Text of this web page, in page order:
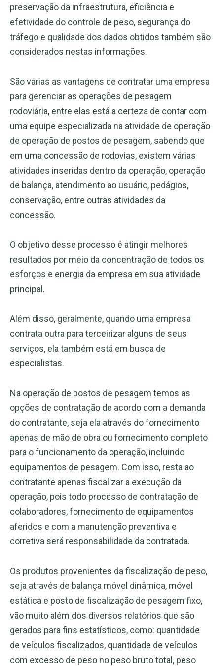
preservação da infraestrutura, eficiência e
efetividade do controle de peso, segurança do
tráfego e qualidade dos dados obtidos também são
considerados nestas informações.
São várias as vantagens de contratar uma empresa
para gerenciar as operações de pesagem
rodoviária, entre elas está a certeza de contar com
uma equipe especializada na atividade de operação
de operação de postos de pesagem, sabendo que
em uma concessão de rodovias, existem várias
atividades inseridas dentro da operação, operação
de balança, atendimento ao usuário, pedágios,
conservação, entre outras atividades da
concessão.
O objetivo desse processo é atingir melhores
resultados por meio da concentração de todos os
esforços e energia da empresa em sua atividade
principal.
Além disso, geralmente, quando uma empresa
contrata outra para terceirizar alguns de seus
serviços, ela também está em busca de
especialistas.
Na operação de postos de pesagem temos as
opções de contratação de acordo com a demanda
do contratante, seja ela através do fornecimento
apenas de mão de obra ou fornecimento completo
para o funcionamento da operação, incluindo
equipamentos de pesagem. Com isso, resta ao
contratante apenas fiscalizar a execução da
operação, pois todo processo de contratação de
colaboradores, fornecimento de equipamentos
aferidos e com a manutenção preventiva e
corretiva será responsabilidade da contratada.
Os produtos provenientes da fiscalização de peso,
seja através de balança móvel dinâmica, móvel
estática e posto de fiscalização de pesagem fixo,
vão muito além dos diversos relatórios que são
gerados para fins estatísticos, como: quantidade
de veículos fiscalizados, quantidade de veículos
com excesso de peso no peso bruto total, peso